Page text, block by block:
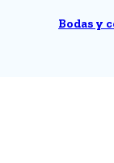
Bodas y